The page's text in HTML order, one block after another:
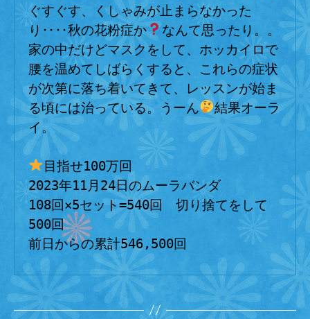
ぐすぐす、くしゃみが止まらなかった
り‥‥秋の花粉症か
なんて思ったり。。
家の中だけどマスクをして、ホッカイロで
腰を温めてしばらくすると、これらの症状
が次第に落ち着いてきて、レッスンが始ま
る頃には治っている。うーん
結果オーラ
イ。
目指せ100万回
2023年11月24日のムーラバンダ
108回×5セット=540回　切り捨てをして
500回